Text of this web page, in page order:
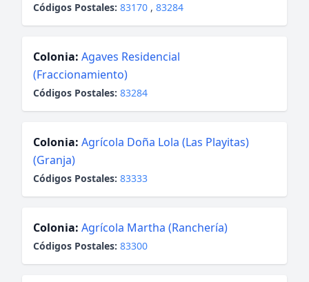
Códigos Postales: 83170 , 83284
Colonia: Agaves Residencial
(Fraccionamiento)
Códigos Postales: 83284
Colonia: Agrícola Doña Lola (Las Playitas)
(Granja)
Códigos Postales: 83333
Colonia: Agrícola Martha (Ranchería)
Códigos Postales: 83300